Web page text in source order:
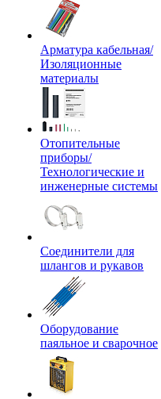
Арматура кабельная/
Изоляционные
материалы
Отопительные
приборы/
Технологические и
инженерные системы
Соединители для
шлангов и рукавов
Оборудование
паяльное и сварочное